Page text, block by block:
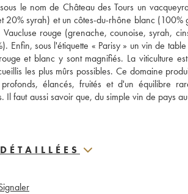
le nom de Château des Tours un
20% syrah) et un côtes-du-rhône blanc
rouge (grenache, counoise, syrah,
Enfin, sous l'étiquette « Parisy » un vin de
et blanc y sont magnifiés. La viticulture
les plus mûrs possibles. Ce domaine
élancés, fruités et d'un équilibre
Il faut aussi savoir que, du simple vin de pays